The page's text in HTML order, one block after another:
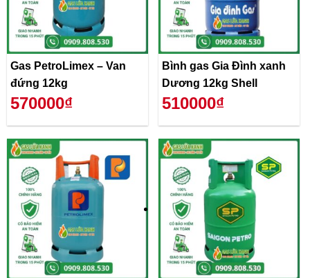
Gas PetroLimex – Van
đứng 12kg
570000₫
Bình gas Gia Đình xanh
Dương 12kg Shell
510000₫